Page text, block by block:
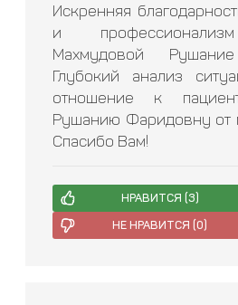
Искренняя
и
Махмудовой
Глубокий анализ
отношение к
Рушанию Фаридовну от
Спасибо Вам!
НРАВИТСЯ (3)
НЕ НРАВИТСЯ (0)